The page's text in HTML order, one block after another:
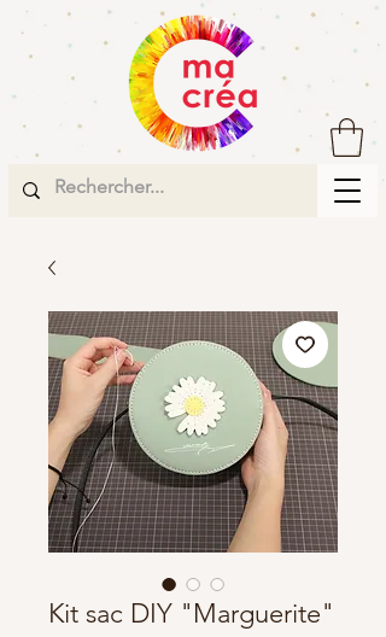
Kit sac DIY "Marguerite"